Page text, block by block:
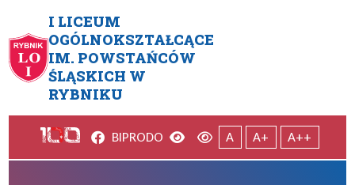
I LICEUM
OGÓLNOKSZTAŁCĄCE
IM. POWSTAŃCÓW
ŚLĄSKICH W
RYBNIKU
Śląskie. Inwestujemy w
Facebook
BIPRODO Wersja kontrastowa
Wersja domyślna
A A+ A++